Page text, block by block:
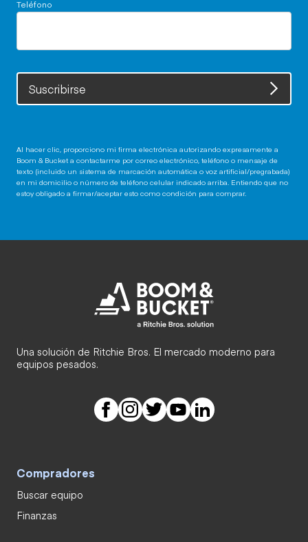
Teléfono
Suscribirse
Al hacer clic, proporciono mi firma electrónica autorizando expresamente a
Boom & Bucket a contactarme por correo electrónico, teléfono o mensaje de
texto (incluido un sistema de marcación automática o voz artificial/pregrabada)
en mi domicilio o número de teléfono celular indicado arriba. Entiendo que no
estoy obligado a firmar/aceptar esto como condición para comprar.
Una solución de Ritchie Bros. El mercado moderno para
equipos pesados.
Compradores
Buscar equipo
Finanzas